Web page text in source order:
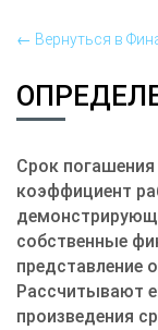
← Вернуться в
Срок
коэффициент
собственные
представление
Рассчитывают
произведения